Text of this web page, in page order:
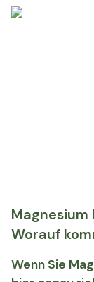
Magnesium
Worauf
Wenn Sie